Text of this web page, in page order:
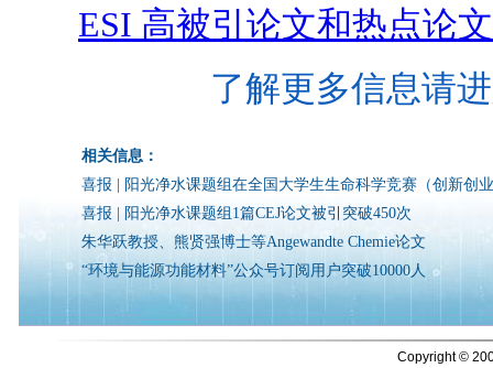
ESI 高被引论文和热点论
了解更多信息请
相关信息：
喜报 | 阳光净水课题组在全国大学生生命科学竞赛（创新创
喜报 | 阳光净水课题组1篇CEJ论文被引突破450次
朱华跃教授、熊贤强博士等Angewandte Chemie论文
“环境与能源功能材料”公众号订阅用户突破10000人
Copyright ©